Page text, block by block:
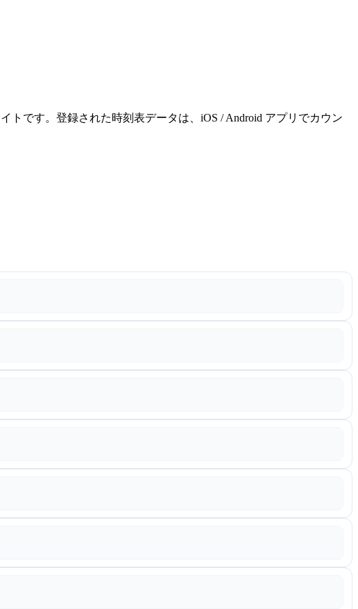
です。登録された時刻表データは、iOS / Android アプリでカウン